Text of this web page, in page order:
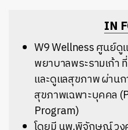
IN
W9 Wellness ศูนย์ดู
พยาบาลพระรามเก้า
และดูแลสุขภาพ ผ่าน
สุขภาพเฉพาะบุคคล
Program)